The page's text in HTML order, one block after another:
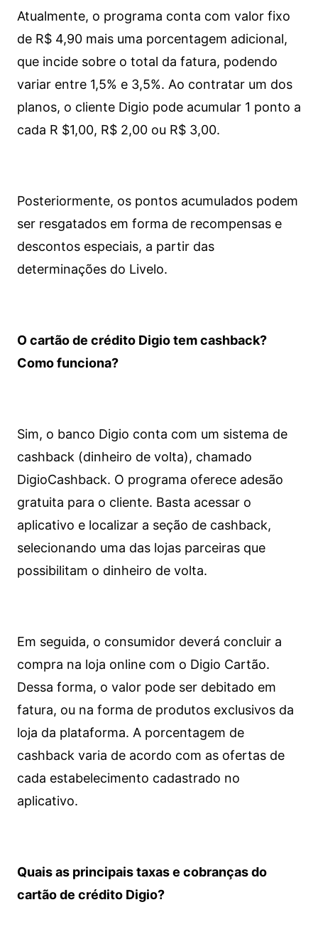
Atualmente, o programa conta com valor fixo
de R$ 4,90 mais uma porcentagem adicional,
que incide sobre o total da fatura, podendo
variar entre 1,5% e 3,5%. Ao contratar um dos
planos, o cliente Digio pode acumular 1 ponto a
cada R $1,00, R$ 2,00 ou R$ 3,00.
Posteriormente, os pontos acumulados podem
ser resgatados em forma de recompensas e
descontos especiais, a partir das
determinações do Livelo.
O cartão de crédito Digio tem cashback?
Como funciona?
Sim, o banco Digio conta com um sistema de
cashback (dinheiro de volta), chamado
DigioCashback. O programa oferece adesão
gratuita para o cliente. Basta acessar o
aplicativo e localizar a seção de cashback,
selecionando uma das lojas parceiras que
possibilitam o dinheiro de volta.
Em seguida, o consumidor deverá concluir a
compra na loja online com o Digio Cartão.
Dessa forma, o valor pode ser debitado em
fatura, ou na forma de produtos exclusivos da
loja da plataforma. A porcentagem de
cashback varia de acordo com as ofertas de
cada estabelecimento cadastrado no
aplicativo.
Quais as principais taxas e cobranças do
cartão de crédito Digio?